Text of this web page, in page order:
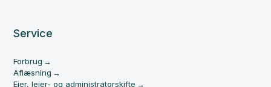
Service
Forbrug
Aflæsning
Ejer, lejer- og administratorskifte